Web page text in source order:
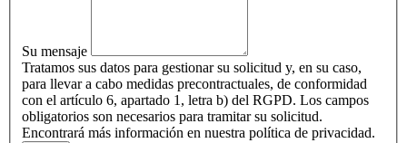
Su mensaje
Tratamos sus datos para gestionar su solicitud y, en su caso,
para llevar a cabo medidas precontractuales, de conformidad
con el artículo 6, apartado 1, letra b) del RGPD. Los campos
obligatorios son necesarios para tramitar su solicitud.
Encontrará más información en nuestra política de privacidad.